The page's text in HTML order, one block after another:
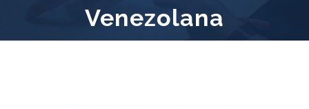
Venezolana